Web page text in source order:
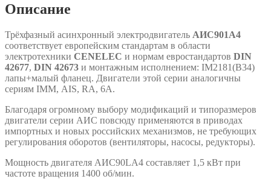
Описание
Трёхфазный асинхронный электродвигатель АИС901А4
соответствует европейским стандартам в области
электротехники CENELEC и нормам евростандартов DIN
42677, DIN 42673 и монтажным исполнением: IM2181(B34)
лапы+малый фланец. Двигатели этой серии аналогичны
сериям IMM, АIS, RA, 6A.
Благодаря огромному выбору модификаций и типоразмеров
двигатели серии АИС повсюду применяются в приводах
импортных и новых российских механизмов, не требующих
регулирования оборотов (вентиляторы, насосы, редукторы).
Мощность двигателя АИС90LА4 составляет 1,5 кВт при
частоте вращения 1400 об/мин.